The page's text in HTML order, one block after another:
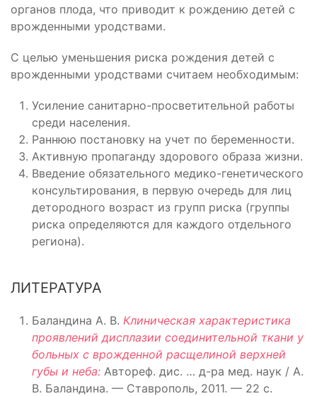
органов плода, что приводит к рождению детей с
врожденными уродствами.
С целью уменьшения риска рождения детей с
врожденными уродствами считаем необходимым:
Усиление санитарно-просветительной работы
среди населения.
Раннюю постановку на учет по беременности.
Активную пропаганду здорового образа жизни.
Введение обязательного медико-генетического
консультирования, в первую очередь для лиц
детородного возраст из групп риска (группы
риска определяются для каждого отдельного
региона).
ЛИТЕРАТУРА
Баландина А. В. Клиническая характеристика
проявлений дисплазии соединительной ткани у
больных с врожденной расщелиной верхней
губы и неба: Автореф. дис. … д-ра мед. наук / А.
В. Баландина. — Ставрополь, 2011. — 22 с.